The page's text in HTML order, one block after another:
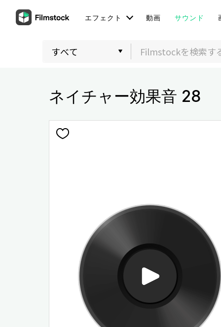
エフェクト 動画 サウンド
ネイチャー効果音 28